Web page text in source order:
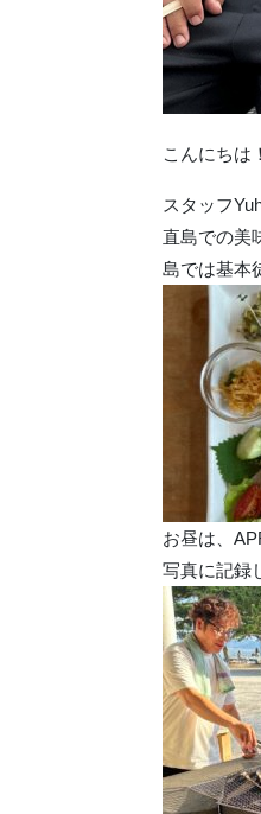
こんにちは
スタッフ
直島での美
島では基本
お昼は、
写真に記録